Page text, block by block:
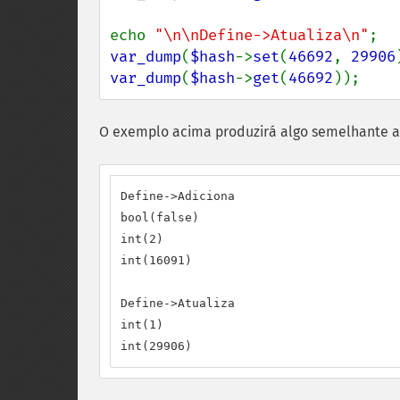
echo "\n\nDefine->Atualiza\n"
var_dump($hash->set(46692, 29906
var_dump($hash->get(46692 ));
O exemplo acima produzirá algo semelhante
Define->Adiciona
bool(false)
int(2)
int(16091)
Define->Atualiza
int(1)
int(29906)